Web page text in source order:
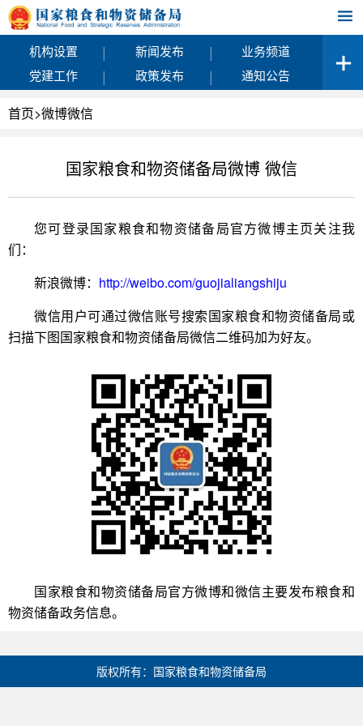
机构设置 | 新闻发布 |
业务频道
党建工作
| 政策发布 | 通知公告
首页>微博微信
国家粮食和物资储备局微博 微信
您可登录国家粮食和物资储备局官方微博主页关注我
们：
新浪微博： http://weibo.com/guojialiangshiju
微信用户可通过微信账号搜索国家粮食和物资储备局或
扫描下图国家粮食和物资储备局微信二维码加为好友。
国家粮食和物资储备局官方微博和微信主要发布粮食和
物资储备政务信息。
版权所有：国家粮食和物资储备局